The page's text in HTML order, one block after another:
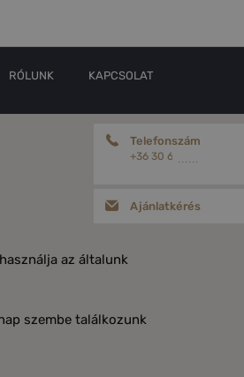
RÓLUNK KAPCSOLAT
Telefonszám
+36 30 656 18 78
......
Ajánlatkérés
az általunk
szembe találkozunk